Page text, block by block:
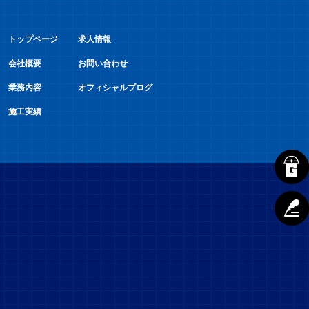
トップページ
会社概要
業務内容
施工実績
求人情報
お問い合わせ
オフィシャルブログ